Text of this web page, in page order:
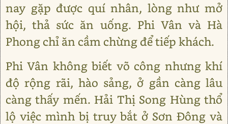
nay gặp được quí nhân, lòng như mở
hội, thả sức ăn uống. Phi Vân và Hà
Phong chỉ ăn cầm chừng để tiếp khách.
Phi Vân không biết võ công nhưng khí
độ rộng rãi, hào sảng, ở gần càng lâu
càng thấy mến. Hải Thị Song Hùng thổ
lộ việc mình bị truy bắt ở Sơn Đông và